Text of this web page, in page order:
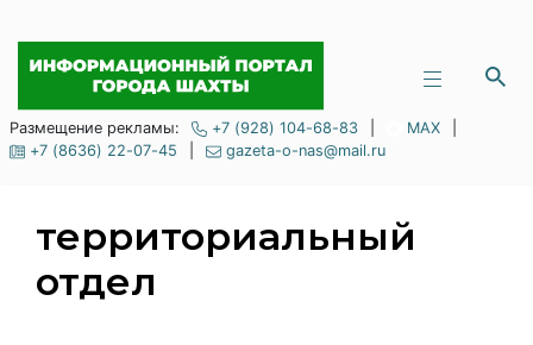
Размещение рекламы: +7 (928) 104-68-83 MAX
+7 (8636) 22-07-45
gazeta-o-nas@mail.ru
территориальный
отдел